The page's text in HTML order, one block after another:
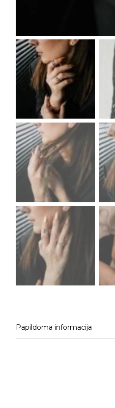
Papildoma informacija